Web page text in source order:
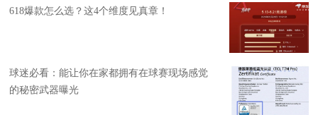
618爆款怎么选？这4个维度见真章！
球迷必看：能让你在家都拥有在球赛现场感觉
的秘密武器曝光